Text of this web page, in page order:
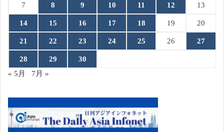
7 8 9 10 11 12 13
14 15 16 17 18 19 20
21 22 23 24 25 26 27
28 29
30
« 5月
7月 »